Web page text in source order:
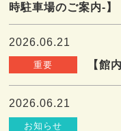
時駐車場のご案内-】
2026.06.21
重要 【館
2026.06.21
お知らせ